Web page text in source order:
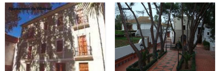
Ajuntament de Villarreal Trewert